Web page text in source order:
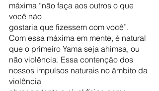
máxima “não faça aos outros o que
você não
gostaria que fizessem com você”.
Com essa máxima em mente, é natural
que o primeiro Yama seja ahimsa, ou
não violência. Essa contenção dos
nossos impulsos naturais no âmbito da
violência